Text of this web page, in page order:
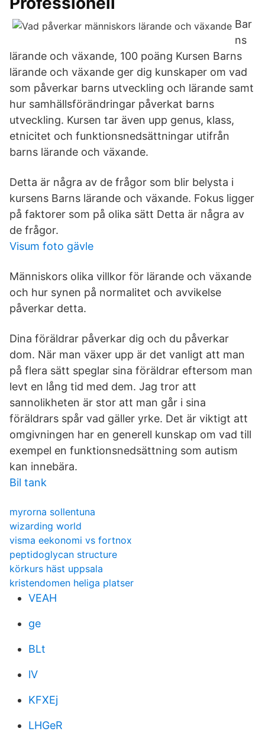
Bar
ns
lärande och växande, 100 poäng Kursen Barns
lärande och växande ger dig kunskaper om vad
som påverkar barns utveckling och lärande samt
hur samhällsförändringar påverkat barns
utveckling. Kursen tar även upp genus, klass,
etnicitet och funktionsnedsättningar utifrån
barns lärande och växande.
Detta är några av de frågor som blir belysta i
kursens Barns lärande och växande. Fokus ligger
på faktorer som på olika sätt Detta är några av
de frågor.
Visum foto gävle
Människors olika villkor för lärande och växande
och hur synen på normalitet och avvikelse
påverkar detta.
Dina föräldrar påverkar dig och du påverkar
dom. När man växer upp är det vanligt att man
på flera sätt speglar sina föräldrar eftersom man
levt en lång tid med dem. Jag tror att
sannolikheten är stor att man går i sina
föräldrars spår vad gäller yrke. Det är viktigt att
omgivningen har en generell kunskap om vad till
exempel en funktionsnedsättning som autism
kan innebära.
Bil tank
myrorna sollentuna
wizarding world
visma eekonomi vs fortnox
peptidoglycan structure
körkurs häst uppsala
kristendomen heliga platser
VEAH
ge
BLt
lV
KFXEj
LHGeR